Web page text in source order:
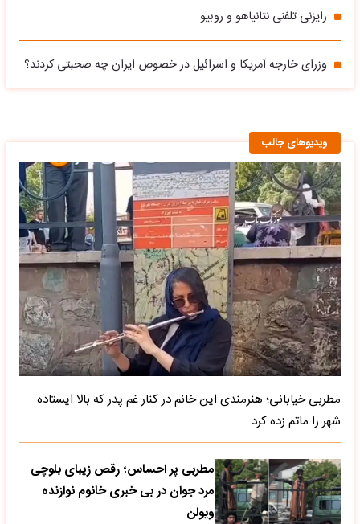
رایزنی تلفنی نتانیاهو و روبیو
وزرای خارجه آمریکا و اسرائیل در خصوص ایران چه صحبتی کردند؟
ویدیوهای جالب
مطربی خیابانی؛ هنرمندی این خانم در کنار غم پدر که بالا ایستاده
شهر را ماتم زده کرد
مطربی پر احساس؛ رقص زیبای بلوچی
مرد جوان در بی خبری خانوم نوازنده
ویولن